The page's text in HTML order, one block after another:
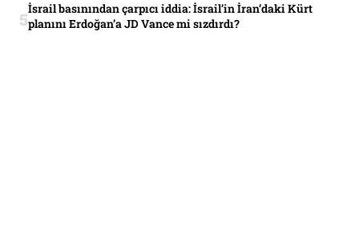
İsrail basınından çarpıcı iddia: İsrail’in İran’daki Kürt
planını Erdoğan’a JD Vance mi sızdırdı?